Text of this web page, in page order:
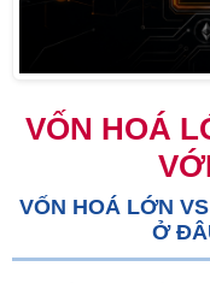
VỐN HOÁ
VỐN HOÁ LỚN
Ở